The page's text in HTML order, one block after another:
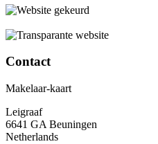
Contact
Makelaar-kaart
Leigraaf
6641 GA Beuningen
Netherlands